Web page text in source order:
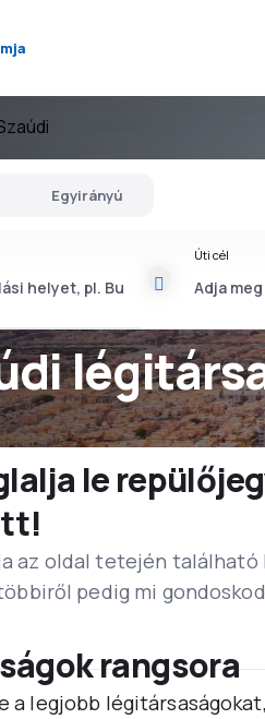
Egyirányú
Úti cél
le
az oldal tetején található
pedig mi
rangsora
a legjobb